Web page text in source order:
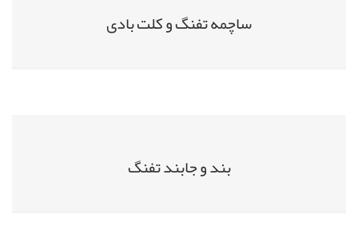
ساچمه تفنگ و کلت بادی
بند و جابند تفنگ